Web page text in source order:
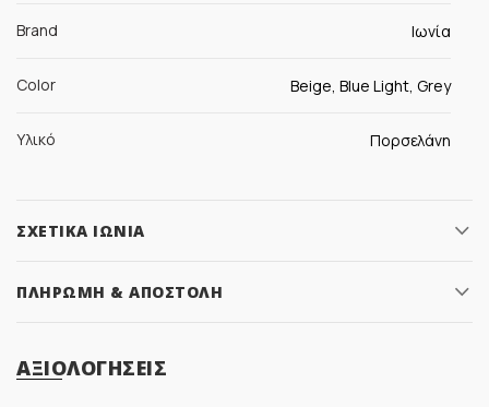
Brand Ιωνία
Color Beige, Blue Light, Grey
Υλικό Πορσελάνη
ΣΧΕΤΙΚΆ ΙΩΝΊΑ
ΠΛΗΡΩΜΉ & ΑΠΟΣΤΟΛΉ
ΑΞΙΟΛΟΓΉΣΕΙΣ